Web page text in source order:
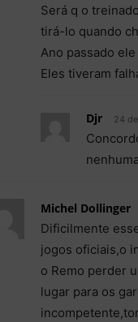
Será q o
tirá-lo quando
Ano passado
Eles tiveram
Djr 24
Michel Dollinger
Dificilmente
jogos oficiais,o
o Remo perder
lugar para os